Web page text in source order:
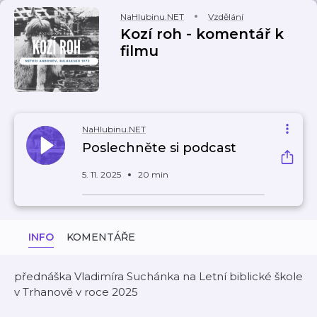
NaHlubinu.NET Vzdělání
Kozí roh - komentář k
filmu
NaHlubinu.NET
Poslechněte si podcast
5. 11. 2025 20 min
INFO KOMENTÁŘE
přednáška Vladimíra Suchánka na Letní biblické škole
v Trhanově v roce 2025